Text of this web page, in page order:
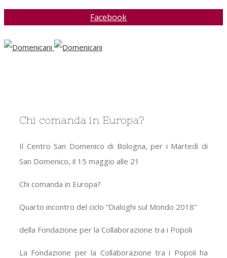
Facebook
Chi comanda in Europa?
Il Centro San Domenico di Bologna, per i Martedì di
San Domenico, il 15 maggio alle 21
Chi comanda in Europa?
Quarto incontro del ciclo “Dialoghi sul Mondo 2018”
della Fondazione per la Collaborazione tra i Popoli
La Fondazione per la Collaborazione tra i Popoli ha